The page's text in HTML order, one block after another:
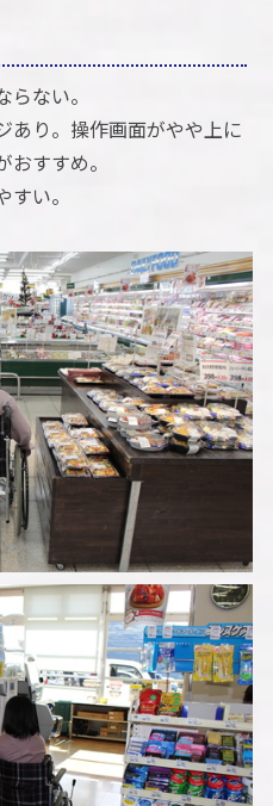
ない。
あり。操作画面がやや上に
すすめ。
い。